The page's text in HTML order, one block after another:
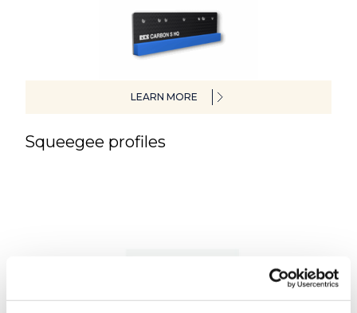
LEARN MORE
Squeegee profiles